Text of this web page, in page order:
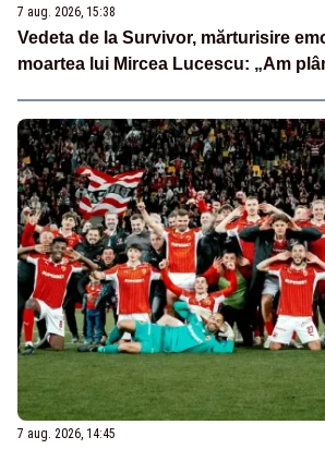
7 aug. 2026, 15:38
Vedeta de la Survivor, mărturisire
moartea lui Mircea Lucescu: „Am
7 aug. 2026, 14:45